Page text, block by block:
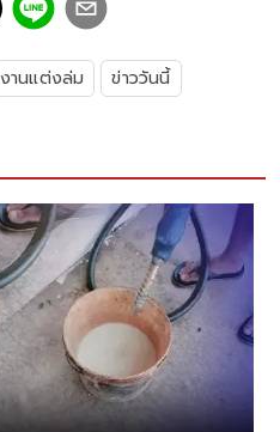
งานแต่งล่ม ข่าววันนี้